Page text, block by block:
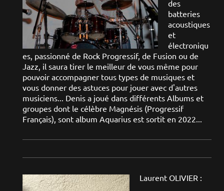
des
batteries
acoustiques
et
électroniqu
es, passionné de Rock Progressif, de Fusion ou de
Jazz, il saura tirer le meilleur de vous même pour
pouvoir accompagner tous types de musiques et
vous donner des astuces pour jouer avec d'autres
musiciens... Denis a joué dans différents Albums et
groupes dont le célèbre Magnésis (Progressif
Français), sont album Aquarius est sortit en 2022...
Laurent OLIVIER :